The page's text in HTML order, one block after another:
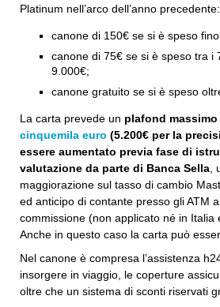
Platinum nell’arco dell’anno precedente:
canone di 150€ se si è speso
canone di 75€ se si è speso tra i
9.000€;
canone gratuito se si è speso
La carta prevede un plafond
cinquemila euro (5.200€ per la
essere aumentato previa fase di
valutazione da parte di Banca Sella,
maggiorazione sul tasso di cambio
ed anticipo di contante presso gli ATM
commissione (non applicato né in Italia
Anche in questo caso la carta può
Nel canone è compresa l’assistenza
insorgere in viaggio, le coperture
oltre che un sistema di sconti riservati